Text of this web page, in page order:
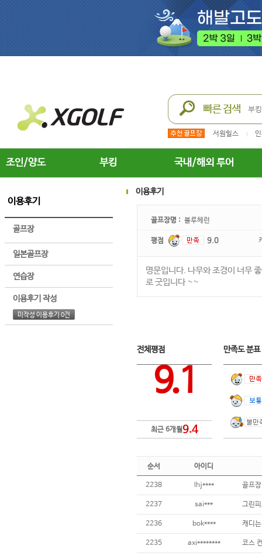
서원힐스
조인/양도 부킹 국내/해외 투어
이용후기
골프장
일본골프장
연습장
이용후기 작성
미작성 이용후기 0건
이용후기
골프장명 : 블루헤런
평점 9.0
명문입니다. 나무와 조경이 너무
로 굿입니다 ~~
전체평점
9.1
최근 6개월9.4
만족도 분
순서 아이디
2238 lhj****
2237 sai***
2236 bok****
2235 axi********